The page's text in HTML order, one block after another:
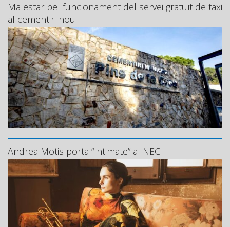
Malestar pel funcionament del servei gratuït de taxi
al cementiri nou
Andrea Motis porta “Intimate” al NEC